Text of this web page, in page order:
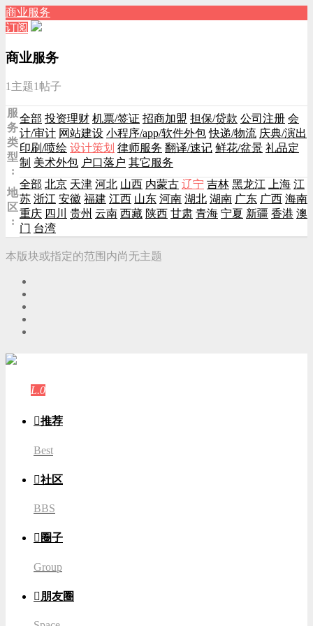
商业服务
订阅
商业服务
1主题1帖子
服
务
类
型
:
全部 投资理财 机票/签证 招商加盟 担保/贷款 公司注册 会
计/审计 网站建设 小程序/app/软件外包 快递/物流 庆典/演出
印刷/喷绘 设计策划 律师服务 翻译/速记 鲜花/盆景 礼品定
制 美术外包 户口落户 其它服务
地
区
:
全部 北京 天津 河北 山西 内蒙古 辽宁 吉林 黑龙江 上海 江
苏 浙江 安徽 福建 江西 山东 河南 湖北 湖南 广东 广西 海南
重庆 四川 贵州 云南 西藏 陕西 甘肃 青海 宁夏 新疆 香港 澳
门 台湾
本版块或指定的范围内尚无主题
L.0
推荐
Best
社区
BBS
 圈子
Group
 朋友圈